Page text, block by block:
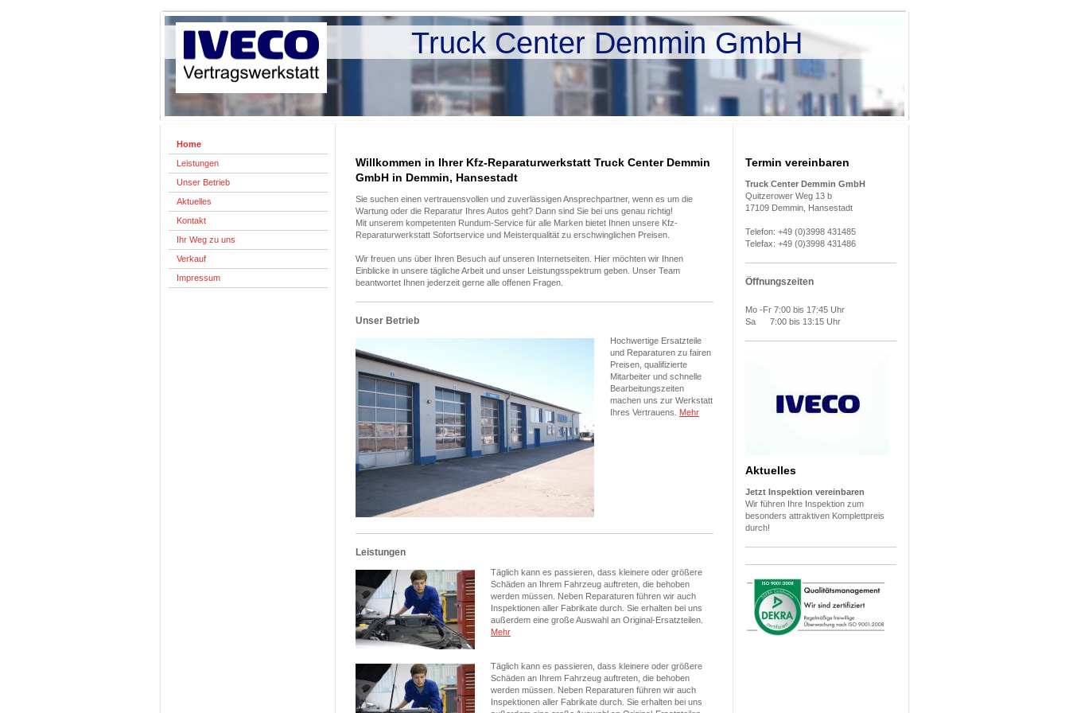
Truck Center Demmin GmbH
Home
Leistungen
Unser Betrieb
Aktuelles
Kontakt
Ihr Weg zu uns
Verkauf
Impressum
Willkommen in Ihrer Kfz-Reparaturwerkstatt Truck Center Demmin
GmbH in Demmin, Hansestadt
Sie suchen einen vertrauensvollen und zuverlässigen Ansprechpartner, wenn es um die
Wartung oder die Reparatur Ihres Autos geht? Dann sind Sie bei uns genau richtig!
Mit unserem kompetenten Rundum-Service für alle Marken bietet Ihnen unsere Kfz-
Reparaturwerkstatt Sofortservice und Meisterqualität zu erschwinglichen Preisen.
Wir freuen uns über Ihren Besuch auf unseren Internetseiten. Hier möchten wir Ihnen
Einblicke in unsere tägliche Arbeit und unser Leistungsspektrum geben. Unser Team
beantwortet Ihnen jederzeit gerne alle offenen Fragen.
Unser Betrieb
Hochwertige Ersatzteile
und Reparaturen zu fairen
Preisen, qualifizierte
Mitarbeiter und schnelle
Bearbeitungszeiten
machen uns zur Werkstatt
Ihres Vertrauens. Mehr
Leistungen
Täglich kann es passieren, dass kleinere oder größere
Schäden an Ihrem Fahrzeug auftreten, die behoben
werden müssen. Neben Reparaturen führen wir auch
Inspektionen aller Fabrikate durch. Sie erhalten bei uns
außerdem eine große Auswahl an Original-Ersatzteilen.
Mehr
Täglich kann es passieren, dass kleinere oder größere
Schäden an Ihrem Fahrzeug auftreten, die behoben
werden müssen. Neben Reparaturen führen wir auch
Inspektionen aller Fabrikate durch. Sie erhalten bei uns
Termin vereinbaren
Truck Center Demmin GmbH
Quitzerower Weg 13 b
17109 Demmin, Hansestadt
Telefon: +49 (0)3998 431485
Telefax: +49 (0)3998 431486
Öffnungszeiten
Mo -Fr 7:00 bis 17:45 Uhr
Sa 7:00 bis 13:15 Uhr
Aktuelles
Jetzt Inspektion vereinbaren
Wir führen Ihre Inspektion zum
besonders attraktiven Komplettpreis
durch!